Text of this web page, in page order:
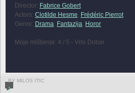
Director: Fabrice Gobert
Actors: Clotilde Hesme Frédéric Pierrot
Genre: Drama Fantazija Horor
Moje mišljenje: 4 / 5 - Vrlo Dobar
BY MILOS ITIC
1